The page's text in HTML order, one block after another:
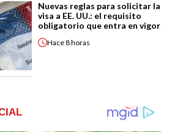
Nuevas reglas para solicitar la
visa a EE. UU.: el requisito
obligatorio que entra en vigor
Hace8 horas